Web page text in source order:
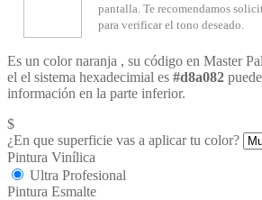
pantalla. Te recomendamos
para verificar el tono deseado.
Es un color naranja , su código en Master
el el sistema hexadecimial es #d8a082
información en la parte inferior.
$
¿En que superficie vas a aplicar tu color?
Pintura Vinílica
Ultra Profesional
Pintura Esmalte